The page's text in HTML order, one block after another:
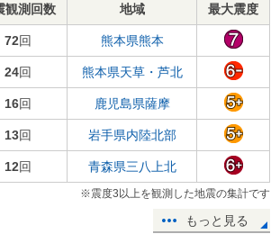
観測回数
地域
最大震度
72回 熊本県熊本
24回 熊本県天草・芦北
16回 鹿児島県薩摩
13回 岩手県内陸北部
12回 青森県三八上北
※震度3以上を観測した地震の集計です
もっと見る